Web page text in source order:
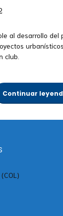
al desarrollo del
club.
Continuar
(COL)